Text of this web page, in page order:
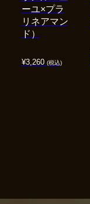
¥3,260 (税込)
ーユ×プラ
リネアマン
ド）